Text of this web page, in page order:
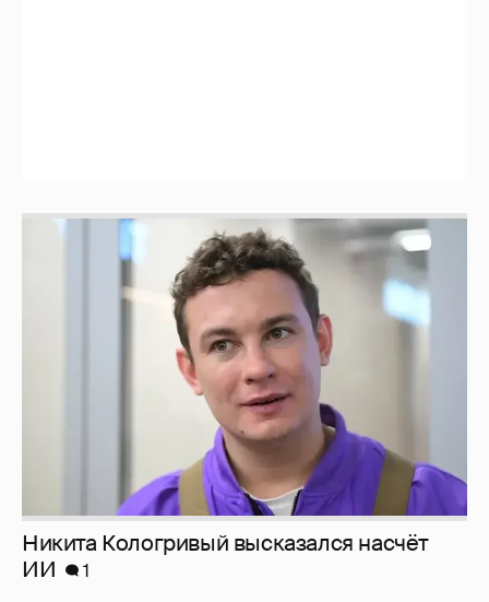
Никита Кологривый высказался насчёт